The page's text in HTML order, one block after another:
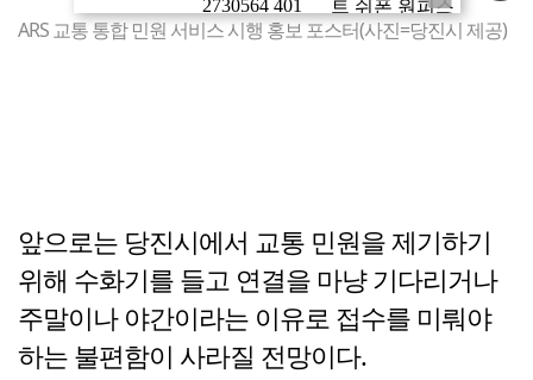
ARS 교통 통합 민원 서비스 시행 홍보 포스터(사진=당진시 제공)
앞으로는 당진시에서 교통 민원을 제기하기
위해 수화기를 들고 연결을 마냥 기다리거나
주말이나 야간이라는 이유로 접수를 미뤄야
하는 불편함이 사라질 전망이다.